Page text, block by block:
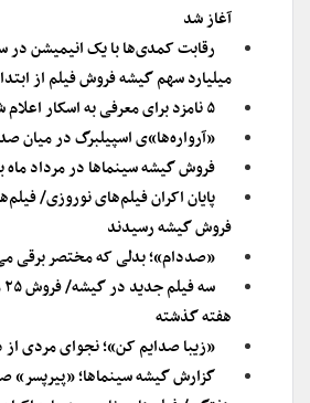
آغاز شد
میلیارد سهم گیشه فروش فیلم از ابتدای
۵ نامزد برای معرفی به اسکار اعلام شد
«آرواره‌ها»ی اسپیلبرگ در میان
فروش گیشه سینماها در مرداد ماه به ۹۳۰ میلیارد
پایان اکران فیلم‌های نوروزی/
فروش گیشه رسیدند
«صددام»؛ بدلی که مختصر برقی
هفته گذشته
«زیبا صدایم کن»؛ نجواى مردى از
گزارش گیشه سینماها؛